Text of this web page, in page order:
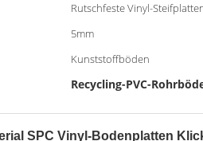
Rutschfeste Vinyl-
5mm
Kunststoffböden
Recycling-PVC-
SPC Vinyl-Bodenplatten